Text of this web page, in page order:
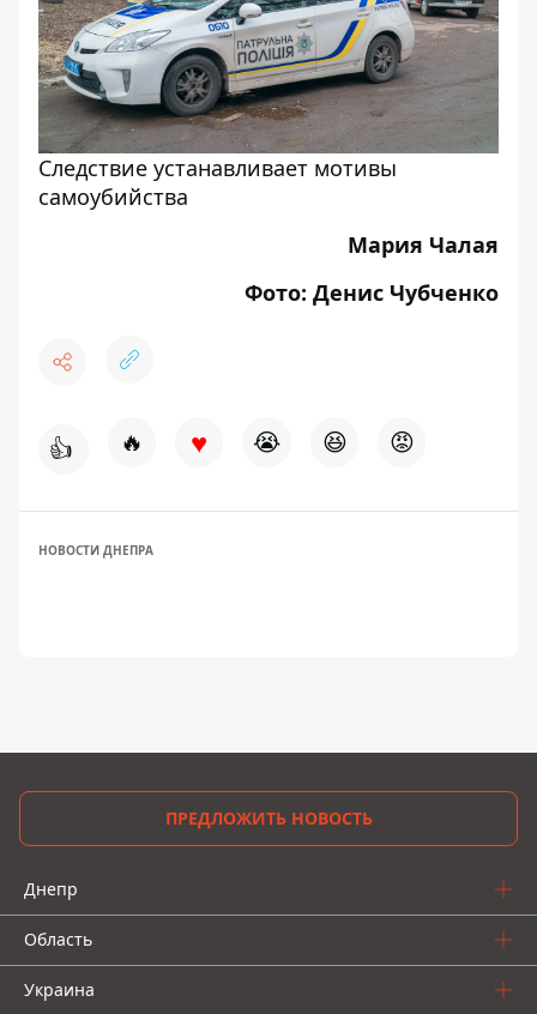
Следствие устанавливает мотивы
самоубийства
Мария Чалая
Фото: Денис Чубченко
👍 🔥 ♥ 😭 😆 😡
НОВОСТИ ДНЕПРА
ПРЕДЛОЖИТЬ НОВОСТЬ
Днепр
Область
Украина